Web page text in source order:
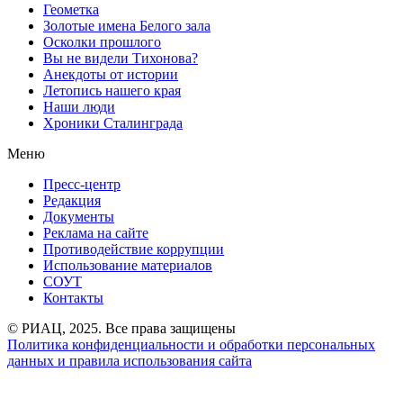
Геометка
Золотые имена Белого зала
Осколки прошлого
Вы не видели Тихонова?
Анекдоты от истории
Летопись нашего края
Наши люди
Хроники Сталинграда
Меню
Пресс-центр
Редакция
Документы
Реклама на сайте
Противодействие коррупции
Использование материалов
СОУТ
Контакты
© РИАЦ, 2025. Все права защищены
Политика конфиденциальности и обработки персональных
данных и правила использования сайта